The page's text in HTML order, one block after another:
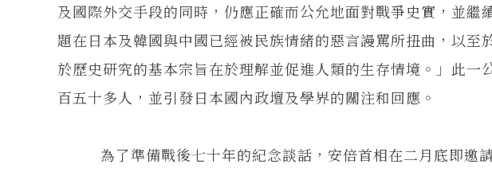
及國際外交手段的同時，仍應正確而公允地面對戰爭史實，並繼
題在日本及韓國與中國已經被民族情緒的惡言謾罵所扭曲，以至
於歷史研究的基本宗旨在於理解並促進人類的生存情境。」此一
百五十多人，並引發日本國內政壇及學界的關注和回應。
為了準備戰後七十年的紀念談話，安倍首相在二月底即邀請